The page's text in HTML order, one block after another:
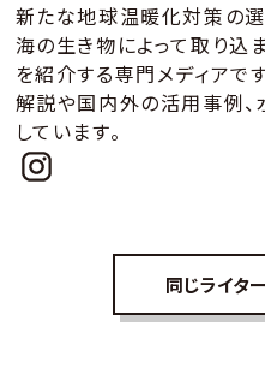
新たな地球温暖化対策の選
海の生き物によって取り込
を紹介する専門メディアで
解説や国内外の活用事例
しています。
同じライタ